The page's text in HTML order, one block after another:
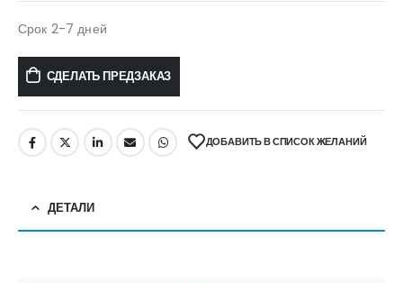
Срок 2-7 дней
СДЕЛАТЬ ПРЕДЗАКАЗ
ДОБАВИТЬ В СПИСОК ЖЕЛАНИЙ
ДЕТАЛИ